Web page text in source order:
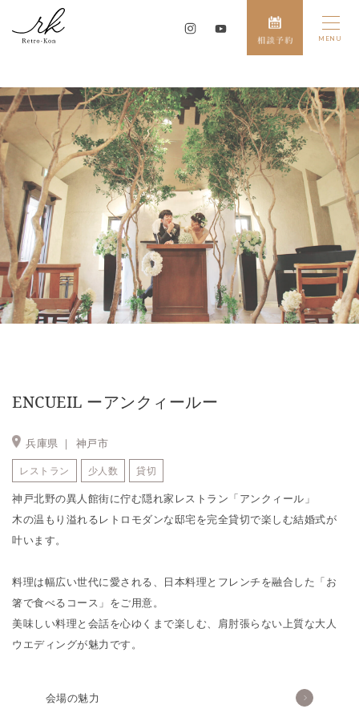
ENCUEIL ーアンクィールー
兵庫県 ｜ 神戸市
レストラン 少人数 貸切
神戸北野の異人館街に佇む隠れ家レストラン「アンクィール」
木の温もり溢れるレトロモダンな邸宅を完全貸切で楽しむ結婚式が
叶います。
料理は幅広い世代に愛される、日本料理とフレンチを融合した「お
箸で食べるコース」をご用意。
美味しい料理と会話を心ゆくまで楽しむ、肩肘張らない上質な大人
ウエディングが魅力です。
会場の魅力